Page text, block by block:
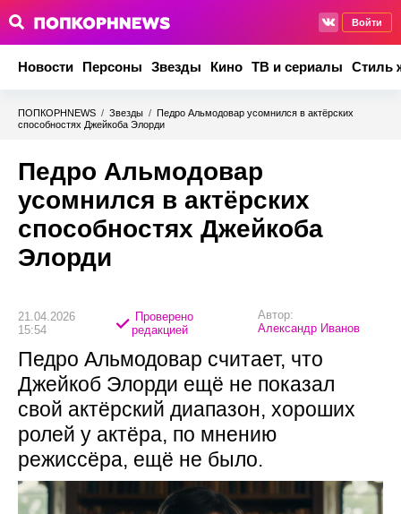
Войти
Новости Персоны Звезды Кино ТВ и сериалы Стиль
ПОПКОРНNEWS / Звезды / Педро Альмодовар усомнился в актёрских
способностях Джейкоба Элорди
Педро Альмодовар
усомнился в актёрских
способностях Джейкоба
Элорди
21.04.2026
15:54
Проверено
редакцией
Автор:
Александр Иванов
Педро Альмодовар считает, что
Джейкоб Элорди ещё не показал
свой актёрский диапазон, хороших
ролей у актёра, по мнению
режиссёра, ещё не было.